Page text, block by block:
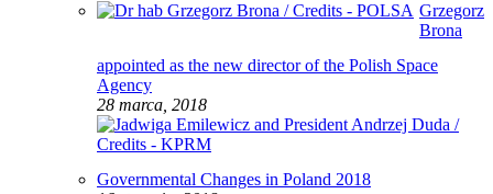
Grzegorz
Brona
appointed as the new director of the Polish Space
Agency
28 marca, 2018
Governmental Changes in Poland 2018